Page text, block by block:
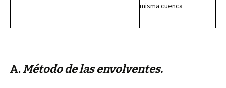
misma cuenca
A.Método de las envolventes.